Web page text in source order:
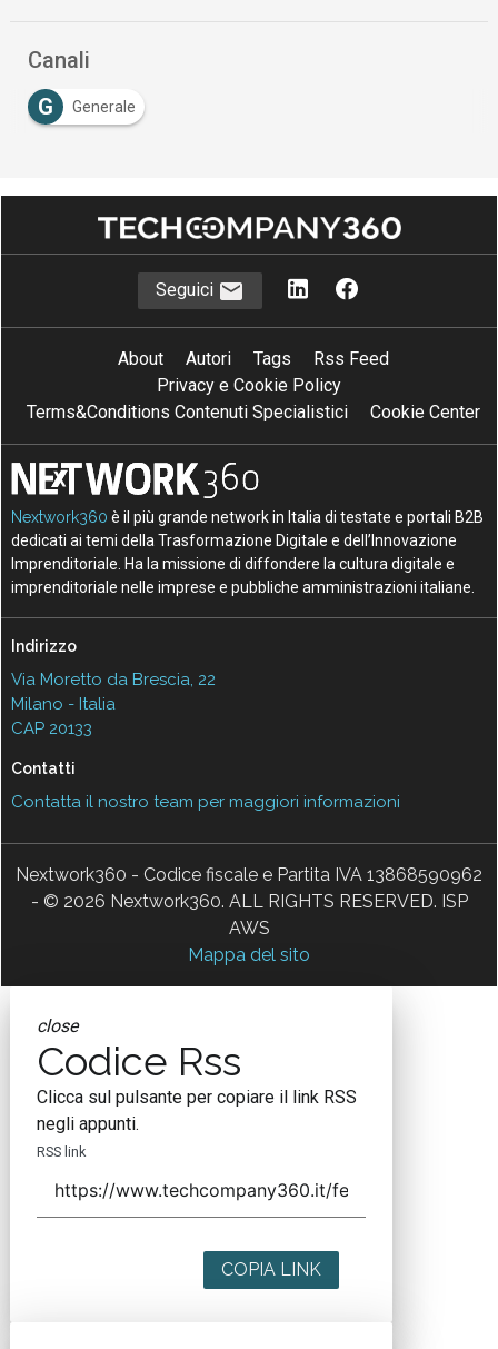
Canali
G
Generale
Seguici
About Autori Tags
Rss Feed
Privacy e Cookie Policy
Terms&Conditions Contenuti Specialistici
Cookie Center
Nextwork360 è il più grande network in Italia di testate e portali B2B
dedicati ai temi della Trasformazione Digitale e dell’Innovazione
Imprenditoriale. Ha la missione di diffondere la cultura digitale e
imprenditoriale nelle imprese e pubbliche amministrazioni italiane.
Indirizzo
Via Moretto da Brescia, 22
Milano - Italia
CAP 20133
Contatti
Contatta il nostro team per maggiori informazioni
Nextwork360 - Codice fiscale e Partita IVA 13868590962
- © 2026 Nextwork360. ALL RIGHTS RESERVED. ISP
AWS
Mappa del sito
close
Codice Rss
Clicca sul pulsante per copiare il link RSS
negli appunti.
RSS link
COPIA LINK